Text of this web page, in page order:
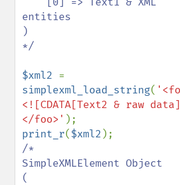
entities
)
*/
$xml2
simplexml_load_string(
<![CDATA[Text2 & raw
</foo>'
print_r($xml2
/*
SimpleXMLElement Object
(